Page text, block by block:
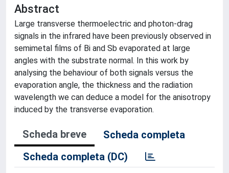
Abstract
Large transverse thermoelectric and photon-drag
signals in the infrared have been previously observed in
semimetal films of Bi and Sb evaporated at large
angles with the substrate normal. In this work by
analysing the behaviour of both signals versus the
evaporation angle, the thickness and the radiation
wavelength we can deduce a model for the anisotropy
induced by the transverse evaporation.
Scheda breve
Scheda completa
Scheda completa (DC)